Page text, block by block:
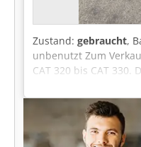
Zustand: gebraucht,
unbenutzt Zum
CAT 320 bis CAT
Hydraulikleitungen
* Passend für CAT
Hydraulikleitungen
Instandsetzung eines